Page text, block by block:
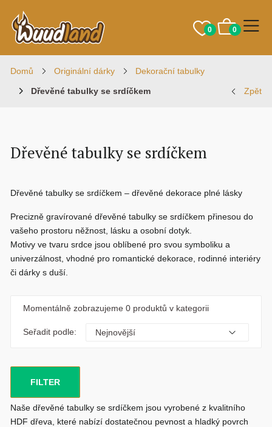
0 0
Domů Originální dárky Dekorační tabulky
Dřevěné tabulky se srdíčkem Zpět
Dřevěné tabulky se srdíčkem
Dřevěné tabulky se srdíčkem – dřevěné dekorace plné lásky
Precizně gravírovanédřevěné tabulky se srdíčkem přinesou do
vašeho prostoru něžnost, lásku a osobní dotyk.
Motivy ve tvaru srdce jsou oblíbené pro svou symboliku a
univerzálnost, vhodné pro romantické dekorace, rodinné interiéry
či dárky s duší.
Momentálně zobrazujeme0 produktů v kategorii
Seřadit podle:
FILTER
Naše dřevěné tabulky se srdíčkem jsou vyrobené z kvalitního
HDF dřeva , které nabízí dostatečnou pevnost a hladký povrch